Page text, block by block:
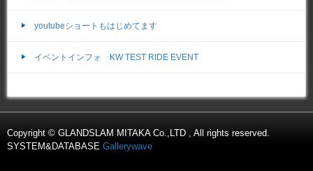
youtubeショートもはじめてます
イベントインフォ KW TEST RIDE EVENT
Copyright © GLANDSLAM MITAKA Co.,LTD , All rights reserved.
SYSTEM&DATABASE Gallerywave